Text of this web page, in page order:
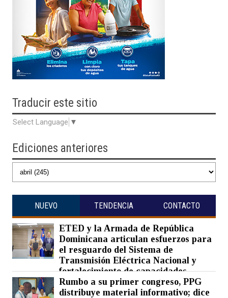
Traducir este sitio
Select Language ▼
Ediciones anteriores
NUEVO TENDENCIA CONTACTO
ETED y la Armada de República
Dominicana articulan esfuerzos para
el resguardo del Sistema de
Transmisión Eléctrica Nacional y
fortalecimiento de capacidades.
Posted on 07 Aug 2026 - 0 Comments
Rumbo a su primer congreso, PPG
distribuye material informativo; dice